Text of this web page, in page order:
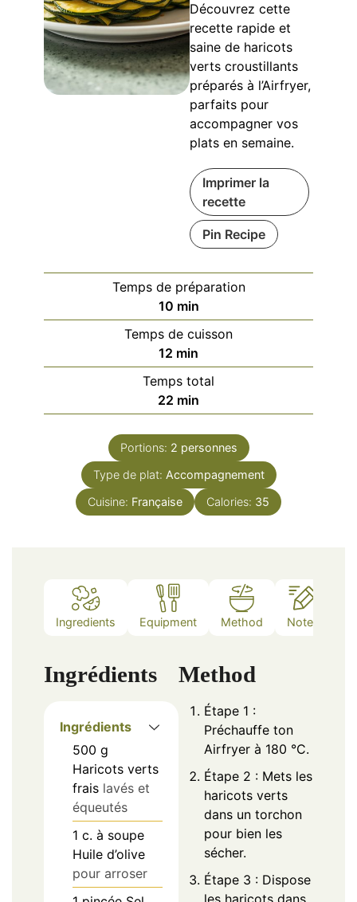
Découvrez cette
recette rapide et
saine de haricots
verts croustillants
préparés à l’Airfryer,
parfaits pour
accompagner vos
plats en semaine.
Imprimer la
recette
Pin Recipe
Temps de préparation
10minutes
min
Temps de cuisson
12 minutes
min
Temps total
22 minutes
min
Portions: 2 personnes
Type de plat: Accompagnement
Cuisine: Française Calories: 35
Ingredients Equipment Method Notes
Ingrédients
Ingrédients
500 g
Haricots verts
frais lavés et
équeutés
1 c. à soupe
Huile d’olive
pour arroser
Method
Étape 1 :
Préchauffe ton
Airfryer à 180 °C.
Étape 2 : Mets les
haricots verts
dans un torchon
pour bien les
sécher.
Étape 3 : Dispose
les haricots dans